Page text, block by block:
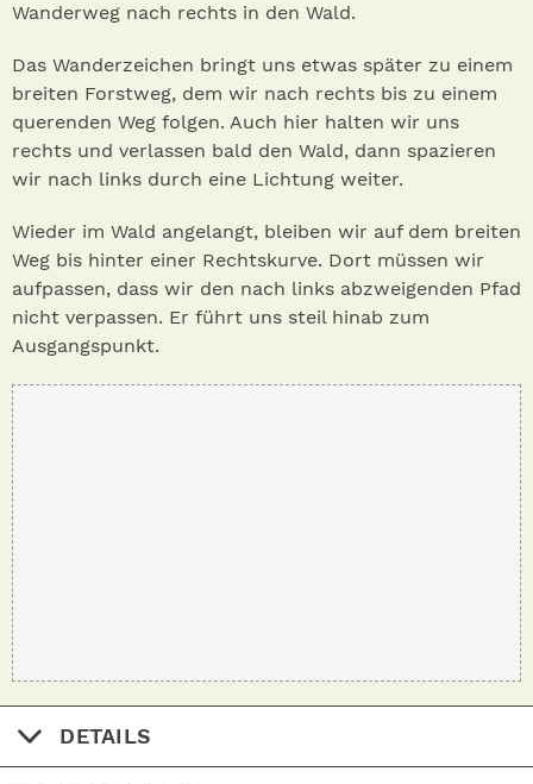
Wanderweg nach rechts in den Wald.
Das Wanderzeichen bringt uns etwas später zu einem
breiten Forstweg, dem wir nach rechts bis zu einem
querenden Weg folgen. Auch hier halten wir uns
rechts und verlassen bald den Wald, dann spazieren
wir nach links durch eine Lichtung weiter.
Wieder im Wald angelangt, bleiben wir auf dem breiten
Weg bis hinter einer Rechtskurve. Dort müssen wir
aufpassen, dass wir den nach links abzweigenden Pfad
nicht verpassen. Er führt uns steil hinab zum
Ausgangspunkt.
DETAILS